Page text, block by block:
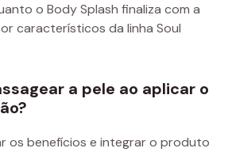
o Body Splash finaliza com a
característicos da linha Soul
a pele ao aplicar o
os benefícios e integrar o produto